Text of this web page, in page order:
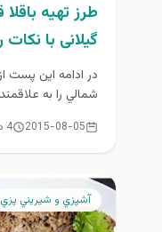
طرز تهیه
گیلانی با
در ادامه اين پست
شمالي را به
2015-08-05 4 دقیقه مطالعه
آشپزي و شيريني پزي